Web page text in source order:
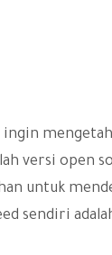
versi open
untuk
​​sendiri